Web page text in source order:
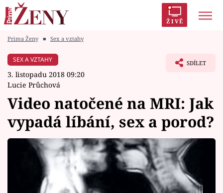
ŽIVĚ
Módní alarm
Témata
Celebrity
Vztahy
Prima Ženy ■ Sex a vztahy
SEX A VZTAHY
3. listopadu 2018 09:20
Lucie Průchová
SDÍLET
Video natočené na MRI: Jak
vypadá líbání, sex a porod?